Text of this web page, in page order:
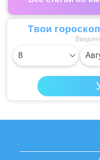
Твои